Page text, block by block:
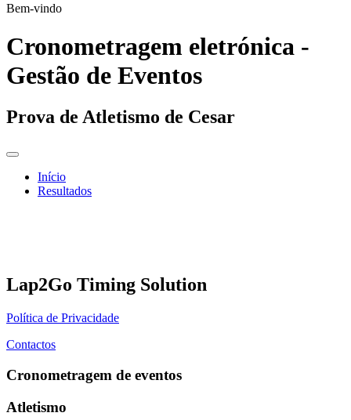
Bem-vindo
Cronometragem eletrónica -
Gestão de Eventos
Prova de Atletismo de Cesar
Início
Resultados
Lap2Go Timing Solution
Política de Privacidade
Contactos
Cronometragem de eventos
Atletismo